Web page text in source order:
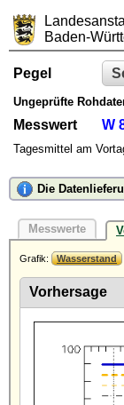
Baden-
Pegel A
Ungeprüfte
Messwert W
Tagesmittel am
Die
Messwerte
Grafik: Wasserstand
Vorhersage